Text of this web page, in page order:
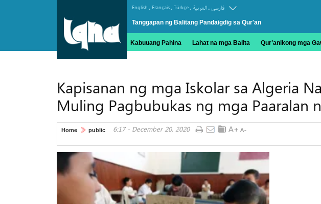
English . Français. Türkçe. العربیة.فارسی
Tanggapan ng Balitang Pandaigdig sa Qur'an
Kabuuang Pahina Lahat na mga Balita Qur’anikong mga
Kapisanan ng mga Iskolar sa Algeria
Muling Pagbubukas ng mga Paaralan
Home public 6:17 - December 20, 2020